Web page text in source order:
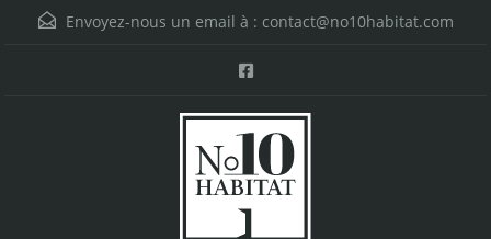
Envoyez-nous un email à : contact@no10habitat.com